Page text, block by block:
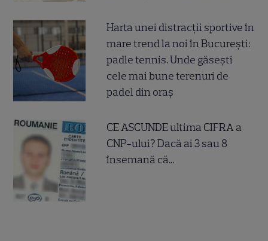
Harta unei distracții sportive în
mare trend la noi în București:
padle tennis. Unde găsești
cele mai bune terenuri de
padel din oraș
CE ASCUNDE ultima CIFRA a
CNP-ului? Dacă ai 3 sau 8
însemană că...